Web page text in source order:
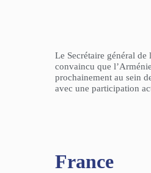
Le Secrétaire général de
convaincu que
prochainement au sein
avec une participation
France